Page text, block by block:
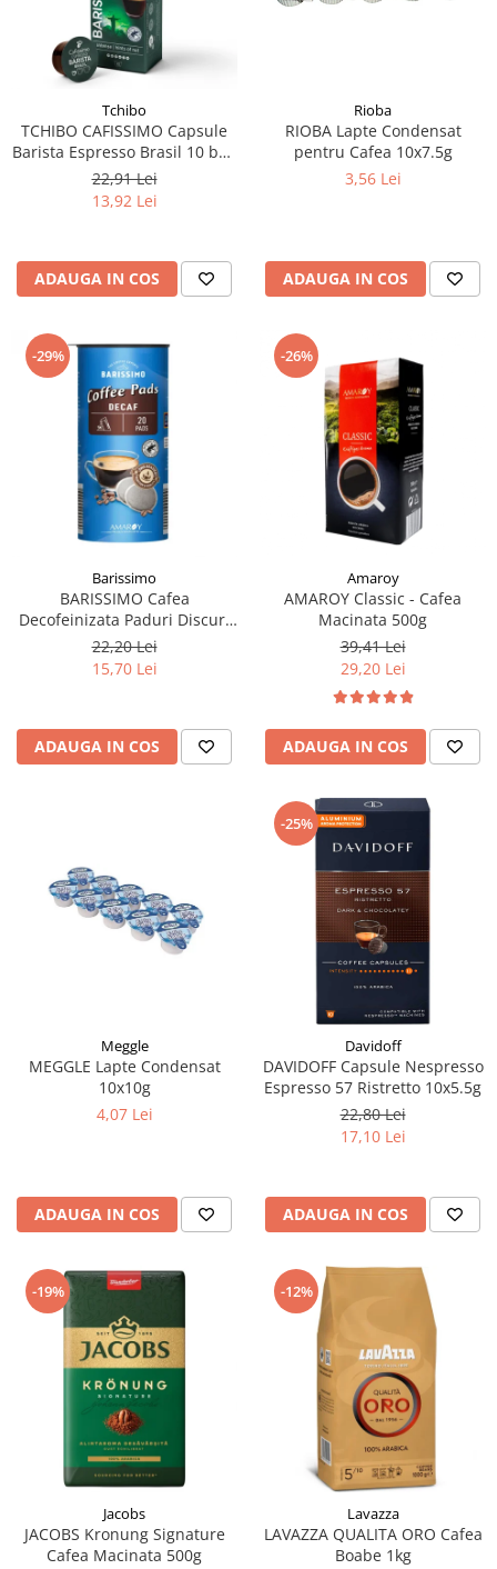
Tchibo
TCHIBO CAFISSIMO Capsule
Barista Espresso Brasil 10 buc
80g (27.10.2026)
22,91 Lei
13,92 Lei
ADAUGA IN COS
Rioba
RIOBA Lapte Condensat
pentru Cafea 10x7.5g
3,56 Lei
ADAUGA IN COS
-29%
Barissimo
BARISSIMO Cafea
Decofeinizata Paduri Discuri
Senseo 62mm Monodoze
20buc - 140g
22,20 Lei
15,70 Lei
ADAUGA IN COS
-26%
Amaroy
AMAROY Classic - Cafea
Macinata 500g
39,41 Lei
29,20 Lei
ADAUGA IN COS
Meggle
MEGGLE Lapte Condensat
10x10g
4,07 Lei
ADAUGA IN COS
-25%
Davidoff
DAVIDOFF Capsule Nespresso
Espresso 57 Ristretto 10x5.5g
22,80 Lei
17,10 Lei
ADAUGA IN COS
-19%
Jacobs
JACOBS Kronung Signature
Cafea Macinata 500g
-12%
Lavazza
LAVAZZA QUALITA ORO Cafea
Boabe 1kg